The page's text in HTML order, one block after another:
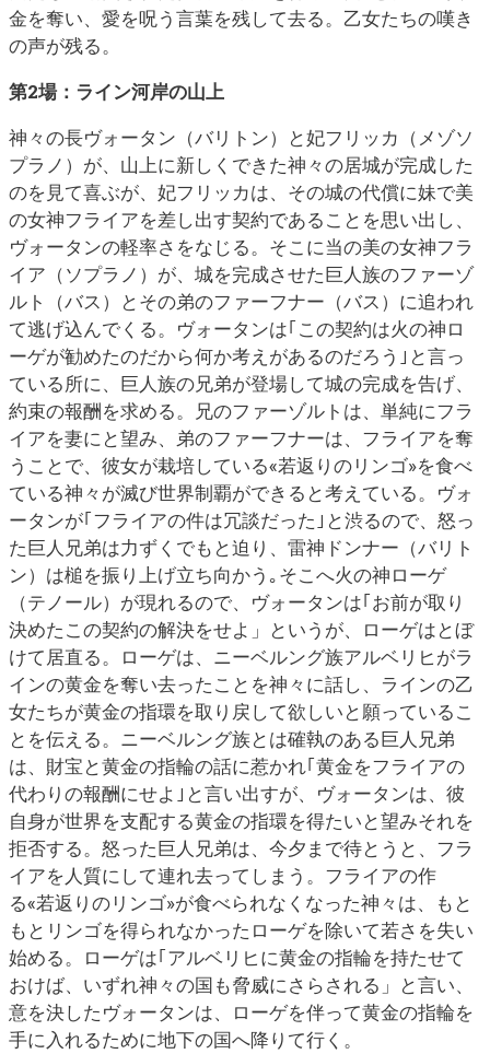
金を奪い、愛を呪う言葉を残して去る。乙女たちの嘆き
の声が残る。
第2場：ライン河岸の山上
神々の長ヴォータン（バリトン）と妃フリッカ（メゾソ
プラノ）が、山上に新しくできた神々の居城が完成した
のを見て喜ぶが、妃フリッカは、その城の代償に妹で美
の女神フライアを差し出す契約であることを思い出し、
ヴォータンの軽率さをなじる。そこに当の美の女神フラ
イア（ソプラノ）が、城を完成させた巨人族のファーゾ
ルト（バス）とその弟のファーフナー（バス）に追われ
て逃げ込んでくる。ヴォータンは｢この契約は火の神ロ
ーゲが勧めたのだから何か考えがあるのだろう｣と言っ
ている所に、巨人族の兄弟が登場して城の完成を告げ、
約束の報酬を求める。兄のファーゾルトは、単純にフラ
イアを妻にと望み、弟のファーフナーは、フライアを奪
うことで、彼女が栽培している«若返りのリンゴ»を食べ
ている神々が滅び世界制覇ができると考えている。ヴォ
ータンが｢フライアの件は冗談だった｣と渋るので、怒っ
た巨人兄弟は力ずくでもと迫り、雷神ドンナー（バリト
ン）は槌を振り上げ立ち向かう｡そこへ火の神ローゲ
（テノール）が現れるので、ヴォータンは｢お前が取り
決めたこの契約の解決をせよ」というが、ローゲはとぼ
けて居直る。ローゲは、ニーベルング族アルベリヒがラ
インの黄金を奪い去ったことを神々に話し、ラインの乙
女たちが黄金の指環を取り戻して欲しいと願っているこ
とを伝える。ニーベルング族とは確執のある巨人兄弟
は、財宝と黄金の指輪の話に惹かれ｢黄金をフライアの
代わりの報酬にせよ｣と言い出すが、ヴォータンは、彼
自身が世界を支配する黄金の指環を得たいと望みそれを
拒否する。怒った巨人兄弟は、今夕まで待とうと、フラ
イアを人質にして連れ去ってしまう。フライアの作
る«若返りのリンゴ»が食べられなくなった神々は、もと
もとリンゴを得られなかったローゲを除いて若さを失い
始める。ローゲは｢アルベリヒに黄金の指輪を持たせて
おけば、いずれ神々の国も脅威にさらされる」と言い、
意を決したヴォータンは、ローゲを伴って黄金の指輪を
手に入れるために地下の国へ降りて行く。